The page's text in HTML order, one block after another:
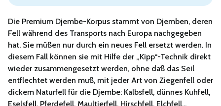
Die Premium Djembe-Korpus stammt von Djemben, deren
Fell während des Transports nach Europa nachgegeben
hat. Sie müßen nur durch ein neues Fell ersetzt werden. In
diesem Fall können sie mit Hilfe der „Kipp“-Technik direkt
wieder zusammengesetzt werden, ohne daß das Seil
entflechtet werden muß, mit jeder Art von Ziegenfell oder
dickem Naturfell für die Djembe: Kalbsfell, dünnes Kuhfell,
Eselsfell, Pferdefell, Maultierfell, Hirschfell, Elchfell...